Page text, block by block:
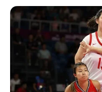
Τελευταία ενημέρωση
11/04/2025, 11:58 · 11:58 ΠΜ
Κοινοποίησε άρθρο